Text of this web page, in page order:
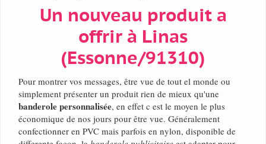
Un nouveau produit a
offrir à Linas
(Essonne/91310)
Pour montrer vos messages, être vue de tout el monde ou
simplement présenter un produit rien de mieux qu'une
banderole personnalisée, en effet c est le moyen le plus
économique de nos jours pour être vue. Généralement
confectionner en PVC mais parfois en nylon, disponible de